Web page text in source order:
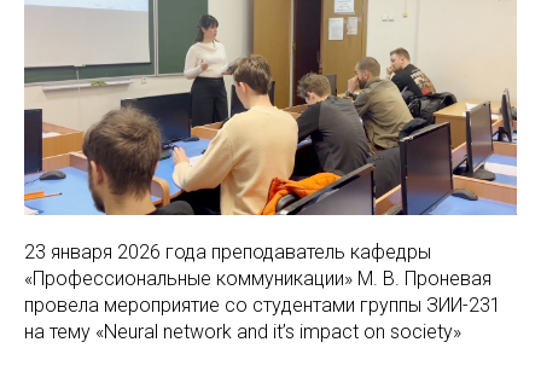
23 января 2026 года преподаватель кафедры
«Профессиональные коммуникации» М. В. Проневая
провела мероприятие со студентами группы ЗИИ-231
на тему «Neural network and it’s impact on society»